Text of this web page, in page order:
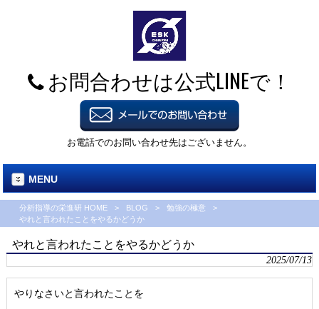
お問合わせは公式LINEで！
お電話でのお問い合わせ先はございません。
MENU
分析指導の栄進研 HOME > BLOG > 勉強の極意
>
やれと言われたことをやるかどうか
やれと言われたことをやるかどうか
2025/07/13
やりなさいと言われたことを